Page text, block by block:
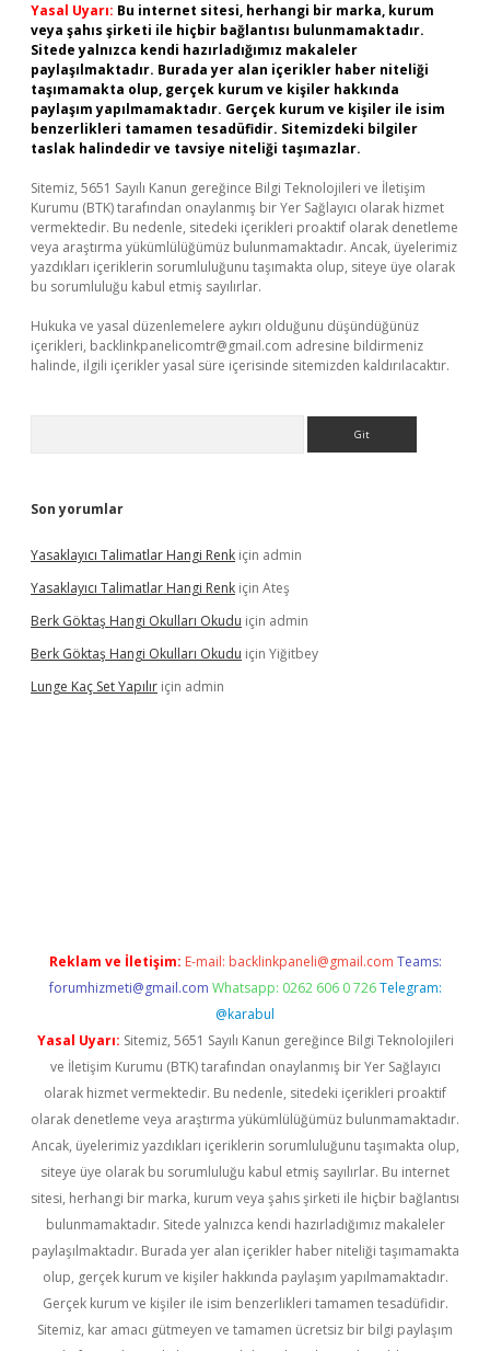
Yasal Uyarı: Bu internet sitesi, herhangi bir marka, kurum
veya şahıs şirketi ile hiçbir bağlantısı bulunmamaktadır.
Sitede yalnızca kendi hazırladığımız makaleler
paylaşılmaktadır. Burada yer alan içerikler haber niteliği
taşımamakta olup, gerçek kurum ve kişiler hakkında
paylaşım yapılmamaktadır. Gerçek kurum ve kişiler ile isim
benzerlikleri tamamen tesadüfidir. Sitemizdeki bilgiler
taslak halindedir ve tavsiye niteliği taşımazlar.
Sitemiz, 5651 Sayılı Kanun gereğince Bilgi Teknolojileri ve İletişim
Kurumu (BTK) tarafından onaylanmış bir Yer Sağlayıcı olarak hizmet
vermektedir. Bu nedenle, sitedeki içerikleri proaktif olarak denetleme
veya araştırma yükümlülüğümüz bulunmamaktadır. Ancak, üyelerimiz
yazdıkları içeriklerin sorumluluğunu taşımakta olup, siteye üye olarak
bu sorumluluğu kabul etmiş sayılırlar.
Hukuka ve yasal düzenlemelere aykırı olduğunu düşündüğünüz
içerikleri, backlinkpanelicomtr@gmail.com adresine bildirmeniz
halinde, ilgili içerikler yasal süre içerisinde sitemizden kaldırılacaktır.
Son yorumlar
Yasaklayıcı Talimatlar Hangi Renk için admin
Yasaklayıcı Talimatlar Hangi Renk için Ateş
Berk Göktaş Hangi Okulları Okudu için admin
Berk Göktaş Hangi Okulları Okudu için Yiğitbey
Lunge Kaç Set Yapılır için admin
Reklam ve İletişim: E-mail: backlinkpaneli@gmail.com Teams:
forumhizmeti@gmail.com Whatsapp: 0262 606 0 726 Telegram:
@karabul
Yasal Uyarı: Sitemiz, 5651 Sayılı Kanun gereğince Bilgi Teknolojileri
ve İletişim Kurumu (BTK) tarafından onaylanmış bir Yer Sağlayıcı
olarak hizmet vermektedir. Bu nedenle, sitedeki içerikleri proaktif
olarak denetleme veya araştırma yükümlülüğümüz bulunmamaktadır.
Ancak, üyelerimiz yazdıkları içeriklerin sorumluluğunu taşımakta olup,
siteye üye olarak bu sorumluluğu kabul etmiş sayılırlar. Bu internet
sitesi, herhangi bir marka, kurum veya şahıs şirketi ile hiçbir bağlantısı
bulunmamaktadır. Sitede yalnızca kendi hazırladığımız makaleler
paylaşılmaktadır. Burada yer alan içerikler haber niteliği taşımamakta
olup, gerçek kurum ve kişiler hakkında paylaşım yapılmamaktadır.
Gerçek kurum ve kişiler ile isim benzerlikleri tamamen tesadüfidir.
Sitemiz, kar amacı gütmeyen ve tamamen ücretsiz bir bilgi paylaşım